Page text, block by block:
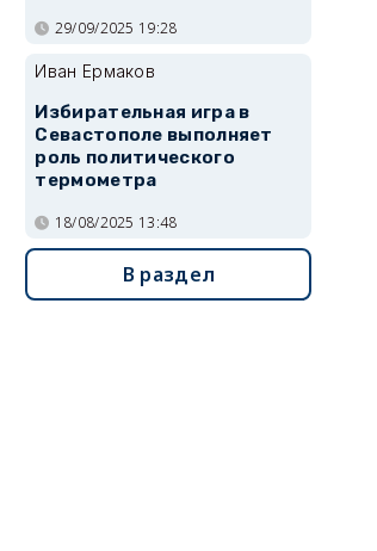
29/09/2025 19:28
Иван Ермаков
Избирательная игра в
Севастополе выполняет
роль политического
термометра
18/08/2025 13:48
В раздел